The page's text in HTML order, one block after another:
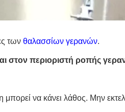
των θαλασσίων γερανών.
στον περιοριστή ροπής
να κάνει λάθος. Μην